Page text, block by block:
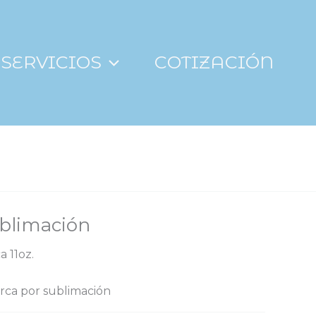
SERVICIOS COTIZACIÓN
11oz.
por sublimación